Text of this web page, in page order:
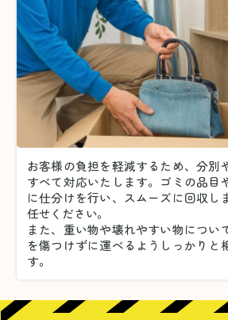
お客様の負担を軽減するため、分別
すべて対応いたします。 ゴミの品目
に仕分けを行い、スムーズに回収し
任せください。
また、重い物や壊れやすい物につい
を傷つけずに運べるようしっかりと
す。